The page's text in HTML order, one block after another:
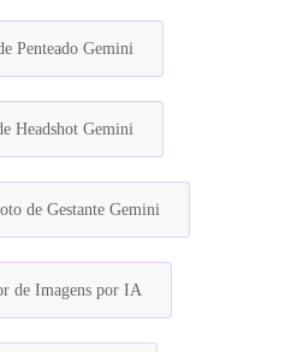
Penteado Gemini
Headshot Gemini
de Gestante Gemini
de Imagens por IA